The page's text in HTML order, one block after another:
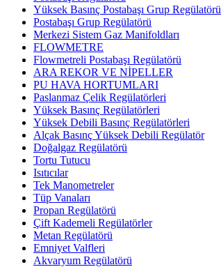
Yüksek Basınç Postabaşı Grup Regülatörü
Postabaşı Grup Regülatörü
Merkezi Sistem Gaz Manifoldları
FLOWMETRE
Flowmetreli Postabaşı Regülatörü
ARA REKOR VE NİPELLER
PU HAVA HORTUMLARI
Paslanmaz Çelik Regülatörleri
Yüksek Basınç Regülatörleri
Yüksek Debili Basınç Regülatörleri
Alçak Basınç Yüksek Debili Regülatör
Doğalgaz Regülatörü
Tortu Tutucu
Isıtıcılar
Tek Manometreler
Tüp Vanaları
Propan Regülatörü
Çift Kademeli Regülatörler
Metan Regülatörü
Emniyet Valfleri
Akvaryum Regülatörü